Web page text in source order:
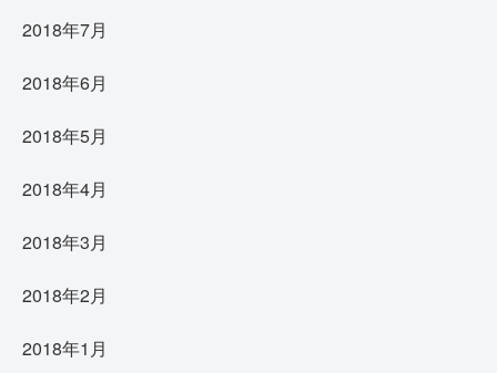
2018年7月
2018年6月
2018年5月
2018年4月
2018年3月
2018年2月
2018年1月